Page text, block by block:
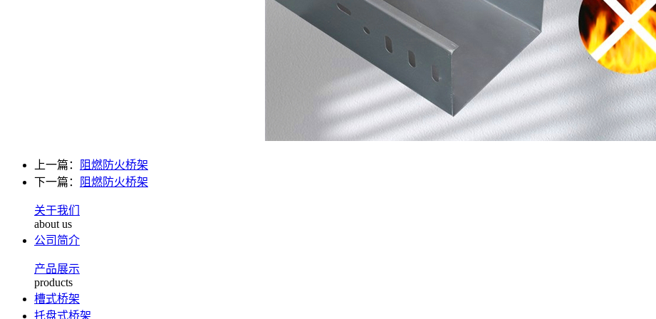
上一篇：
阻燃防火桥架
下一篇：
阻燃防火桥架
关于我们
about us
公司简介
产品展示
products
槽式桥架
托盘式桥架